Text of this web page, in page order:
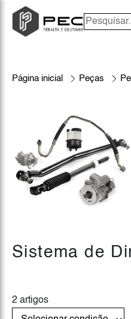
Página inicial Peças
Sistema de
2 artigos